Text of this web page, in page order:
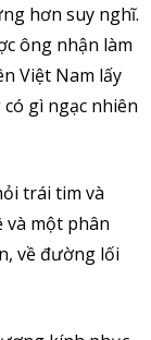
hơn suy nghĩ.
ông nhận làm
Việt Nam lấy
gì ngạc nhiên
trái tim và
một phân
về đường lối